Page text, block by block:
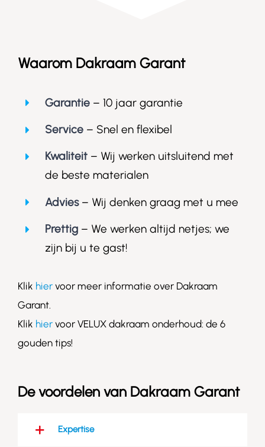
Waarom Dakraam Garant
Garantie– 10 jaar garantie
Service – Snel en flexibel
Kwaliteit– Wij werken uitsluitend met
de beste materialen
Advies– Wij denken graag met u mee
Prettig– We werken altijd netjes; we
zijn bij u te gast!
Klik hier voor meer informatie over Dakraam
Garant.
Klik hier voor VELUX dakraam onderhoud: de 6
gouden tips!
De voordelen van Dakraam Garant
Expertise